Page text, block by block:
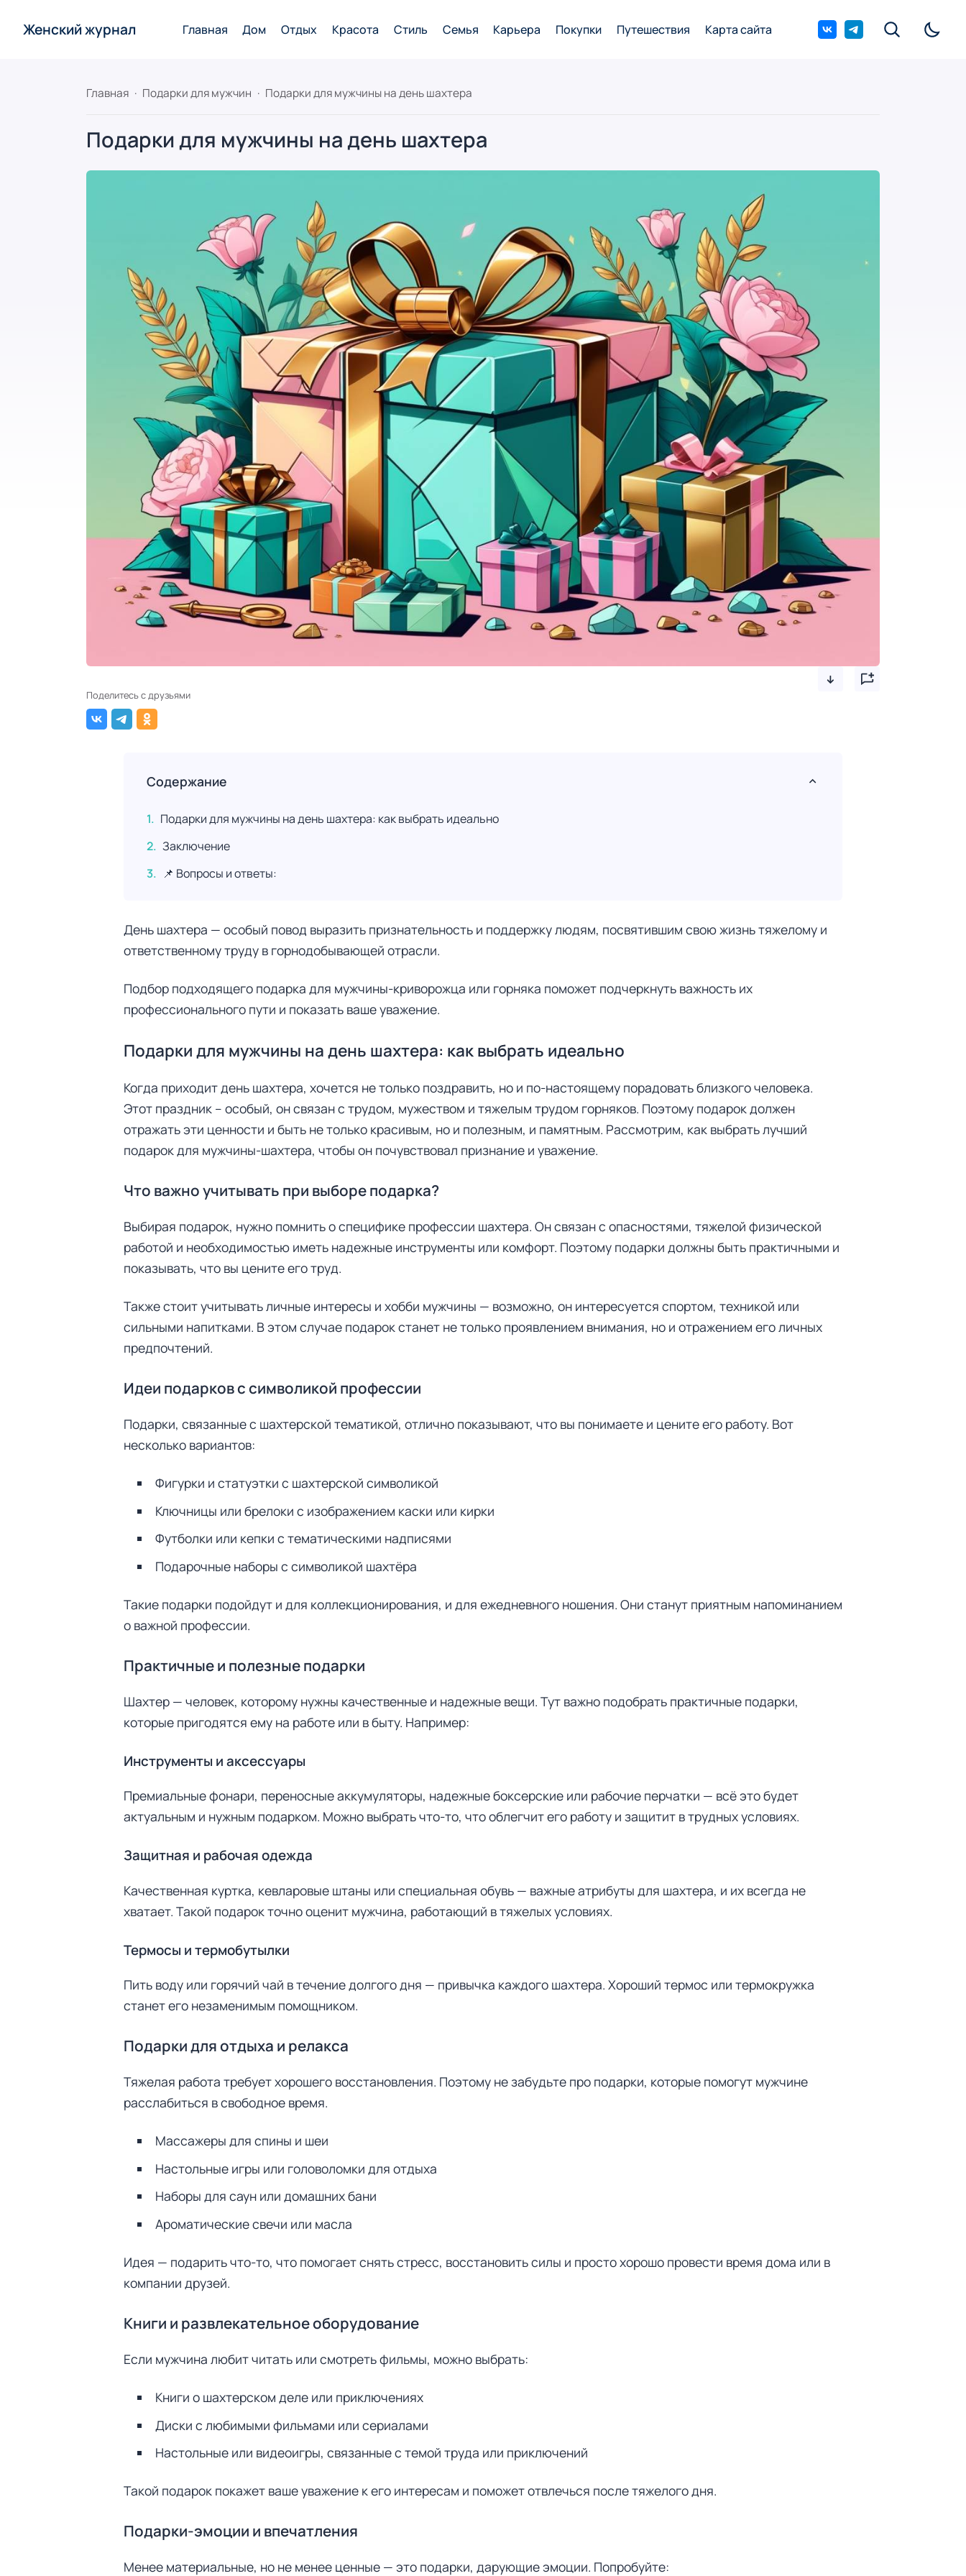
Женский журнал Главная Дом Отдых Красота Стиль Семья Карьера Покупки Путешествия Карта сайта
Главная Подарки для мужчин Подарки для мужчины на день шахтера
Подарки для мужчины на день шахтера
Поделитесь с друзьями
День шахтера — особый повод выразить признательность и поддержку людям, посвятившим свою жизнь тяжелому и
ответственному труду в горнодобывающей отрасли.
Подбор подходящего подарка для мужчины-криворожца или горняка поможет подчеркнуть важность их
профессионального пути и показать ваше уважение.
Подарки для мужчины на день шахтера: как выбрать идеально
Когда приходит день шахтера, хочется не только поздравить, но и по-настоящему порадовать близкого человека.
Этот праздник – особый, он связан с трудом, мужеством и тяжелым трудом горняков. Поэтому подарок должен
отражать эти ценности и быть не только красивым, но и полезным, и памятным. Рассмотрим, как выбрать лучший
подарок для мужчины-шахтера, чтобы он почувствовал признание и уважение.
Что важно учитывать при выборе подарка?
Выбирая подарок, нужно помнить о специфике профессии шахтера. Он связан с опасностями, тяжелой физической
работой и необходимостью иметь надежные инструменты или комфорт. Поэтому подарки должны быть практичными и
показывать, что вы цените его труд.
Также стоит учитывать личные интересы и хобби мужчины — возможно, он интересуется спортом, техникой или
сильными напитками. В этом случае подарок станет не только проявлением внимания, но и отражением его личных
предпочтений.
Идеи подарков с символикой профессии
Подарки, связанные с шахтерской тематикой, отлично показывают, что вы понимаете и цените его работу. Вот
несколько вариантов:
Фигурки и статуэтки с шахтерской символикой
Ключницы или брелоки с изображением каски или кирки
Футболки или кепки с тематическими надписями
Подарочные наборы с символикой шахтёра
Такие подарки подойдут и для коллекционирования, и для ежедневного ношения. Они станут приятным напоминанием
о важной профессии.
Практичные и полезные подарки
Шахтер — человек, которому нужны качественные и надежные вещи. Тут важно подобрать практичные подарки,
которые пригодятся ему на работе или в быту. Например:
Инструменты и аксессуары
Премиальные фонари, переносные аккумуляторы, надежные боксерские или рабочие перчатки — всё это будет
актуальным и нужным подарком. Можно выбрать что-то, что облегчит его работу и защитит в трудных условиях.
Защитная и рабочая одежда
Качественная куртка, кевларовые штаны или специальная обувь — важные атрибуты для шахтера, и их всегда не
хватает. Такой подарок точно оценит мужчина, работающий в тяжелых условиях.
Термосы и термобутылки
Пить воду или горячий чай в течение долгого дня — привычка каждого шахтера. Хороший термос или термокружка
станет его незаменимым помощником.
Подарки для отдыха и релакса
Тяжелая работа требует хорошего восстановления. Поэтому не забудьте про подарки, которые помогут мужчине
расслабиться в свободное время.
Массажеры для спины и шеи
Настольные игры или головоломки для отдыха
Наборы для саун или домашних бани
Ароматические свечи или масла
Идея — подарить что-то, что помогает снять стресс, восстановить силы и просто хорошо провести время дома или в
компании друзей.
Книги и развлекательное оборудование
Если мужчина любит читать или смотреть фильмы, можно выбрать:
Книги о шахтерском деле или приключениях
Диски с любимыми фильмами или сериалами
Настольные или видеоигры, связанные с темой труда или приключений
Такой подарок покажет ваше уважение к его интересам и поможет отвлечься после тяжелого дня.
Подарки-эмоции и впечатления
Менее материальные, но не менее ценные — это подарки, дарующие эмоции. Попробуйте:
Содержание
Подарки для мужчины на день шахтера: как выбрать идеально
Заключение
📌 Вопросы и ответы:
Н
й